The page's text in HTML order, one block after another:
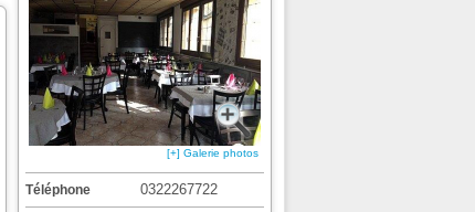
[+] Galerie photos
Téléphone 0322267722